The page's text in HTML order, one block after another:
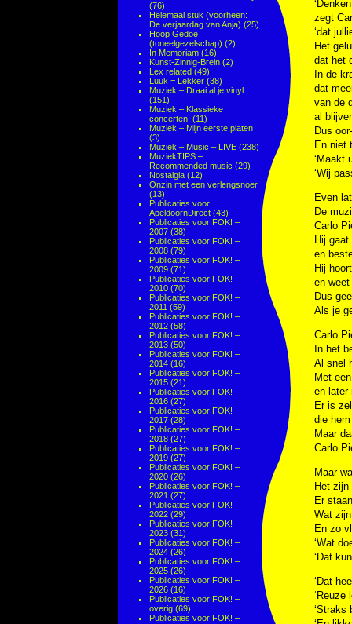
(76)
Helemaal stuk (voorheen:
De verjaardag van Anja) (25)
Hoop Gedoe
(toneelgezelschap) (2)
In Memoriam (16)
Kunst-Zinnig-Brein (2)
Lex related (49)
Luuk = Lekker (38)
Muziek – Draai al je vinyl
(151)
Muziek – Klassieke
concerten! (11)
Muziek – Mijn eerste platen
(3)
Muziek – Music – LIVE (238)
MuziekTIPS –
Recommended music (29)
Nostalgia (12)
Onzin met een verlengsnoer
(13)
Publicaties voor
ApeldoornDirect (43)
Publicaties voor FOK! –
2007 (38)
Publicaties voor FOK! –
2008 (79)
Publicaties voor FOK! –
2009 (71)
Publicaties voor FOK! –
2010 (70)
Publicaties voor FOK! –
2011 (59)
Publicaties voor FOK! –
2012 (58)
Publicaties voor FOK! –
2013 (50)
Publicaties voor FOK! –
2014 (16)
Publicaties voor FOK! –
2015 (21)
Publicaties voor FOK! –
2016 (27)
Publicaties voor FOK! –
2017 (28)
Publicaties voor FOK! –
2018 (27)
Publicaties voor FOK! –
2019 (27)
Publicaties voor FOK! –
2020 (26)
Publicaties voor FOK! –
2021 (27)
Publicaties voor FOK! –
2022 (29)
Publicaties voor FOK! –
2023 (31)
Publicaties voor FOK! –
2024 (26)
Publicaties voor FOK! –
2025 (26)
Publicaties voor FOK! –
2026 (16)
Publicaties voor FOK! –
overig (69)
Publicaties voor FOK! –
zegt
‘dat
Het
dat het
In de
dat
van de
al
Dus
En niet
‘Maakt
‘Wij
Even
De
Carlo
Hij gaat
en
Hij
en
Dus
Als je
Carlo
In het
Al snel
Met
en later
Er is
die
Maar
Carlo
Maar
Het
Er
Wat
En zo
‘Wat
‘Dat
‘Dat
‘Reuze
‘Straks